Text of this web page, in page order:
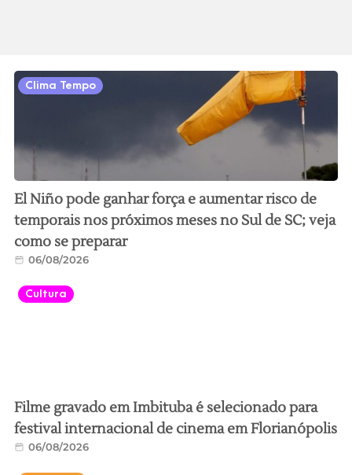
Clima Tempo
El Niño pode ganhar força e aumentar risco de
temporais nos próximos meses no Sul de SC; veja
como se preparar
06/08/2026
Cultura
Filme gravado em Imbituba é selecionado para
festival internacional de cinema em Florianópolis
06/08/2026